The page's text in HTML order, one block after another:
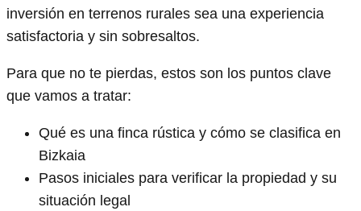
inversión en terrenos rurales sea una experiencia
satisfactoria y sin sobresaltos.
Para que no te pierdas, estos son los puntos clave
que vamos a tratar:
Qué es una finca rústica y cómo se clasifica en
Bizkaia
Pasos iniciales para verificar la propiedad y su
situación legal